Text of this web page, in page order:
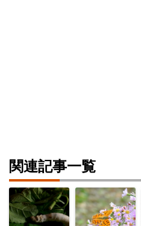
関連記事一覧